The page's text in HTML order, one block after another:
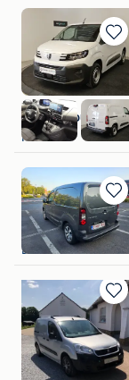
in
Mijn
Garage Louagie
Knokke
in
Mijn
Darex
Berchem
in
Mijn
Peter Zurinckx